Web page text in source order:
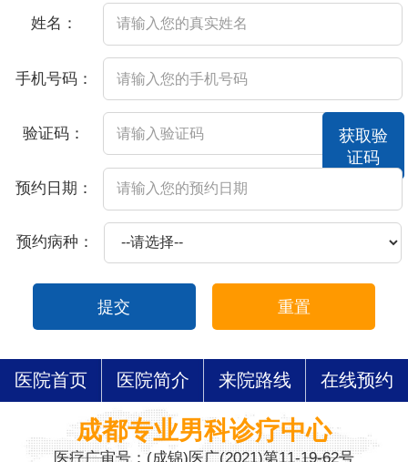
姓名：
手机号码：
验证码：
获取验
证码
预约日期：
预约病种：
提交 重置
医院首页 医院简介 来院路线 在线预约
成都专业男科诊疗中心
医疗广审号：(成锦)医广(2021)第11-19-62号